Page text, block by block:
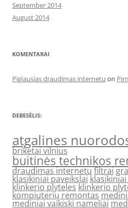
September 2014
August 2014
KOMENTARAI
Pigiausias draudimas internetu on
DEBESĖLIS:
atgalines
briketai vilnius
buitinės technikos
draudimas internetufiltrai
klasikiniai paveikslai
klinkerio plyteles klinkerio
kompiuterių remontas
mediniai vaikiski nameliai